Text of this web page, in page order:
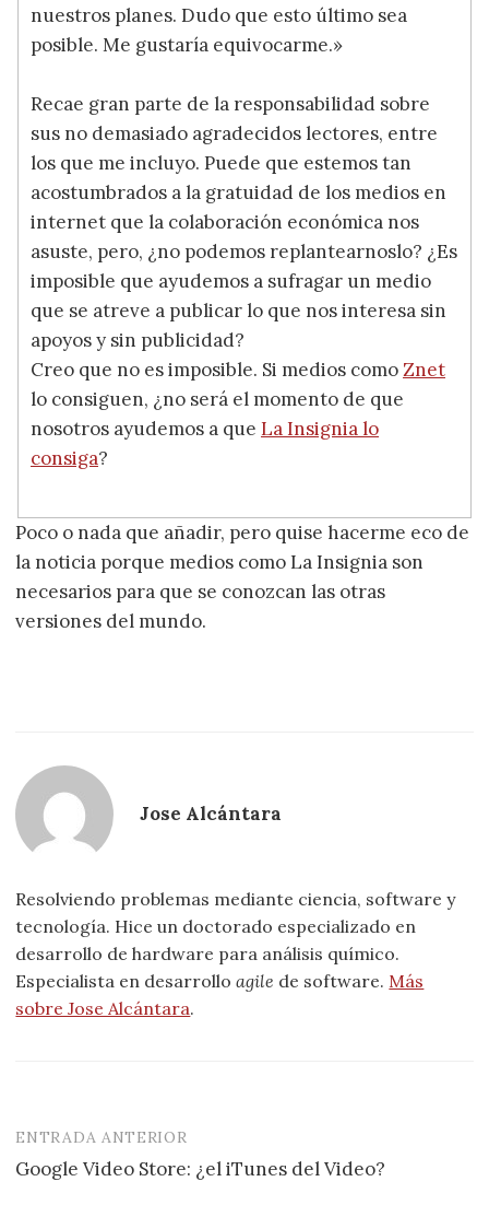
nuestros planes. Dudo que esto último sea
posible. Me gustaría equivocarme.»
Recae gran parte de la responsabilidad sobre
sus no demasiado agradecidos lectores, entre
los que me incluyo. Puede que estemos tan
acostumbrados a la gratuidad de los medios en
internet que la colaboración económica nos
asuste, pero, ¿no podemos replantearnoslo? ¿Es
imposible que ayudemos a sufragar un medio
que se atreve a publicar lo que nos interesa sin
apoyos y sin publicidad?
Creo que no es imposible. Si medios comoZnet
lo consiguen, ¿no será el momento de que
nosotros ayudemos a queLa Insignia lo
consiga?
Poco o nada que añadir, pero quise hacerme eco de
la noticia porque medios como La Insignia son
necesarios para que se conozcan las otras
versiones del mundo.
Jose Alcántara
Resolviendo problemas mediante ciencia, software y
tecnología. Hice un doctorado especializado en
desarrollo de hardware para análisis químico.
Especialista en desarrolloagile de software. Más
sobre Jose Alcántara.
Navegación
de
ENTRADA ANTERIOR
Google Video Store: ¿el iTunes del Video?